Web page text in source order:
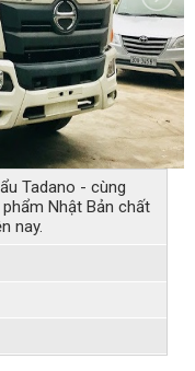
Tadano - cùng
Nhật Bản chất
nay.